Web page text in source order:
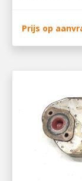
Prijs op